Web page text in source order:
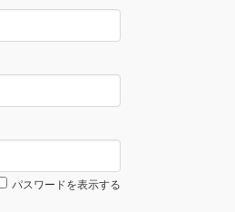
パスワードを表示する